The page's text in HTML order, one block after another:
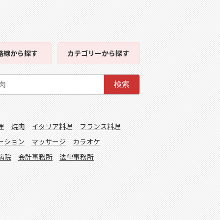
線から探す カテゴリーから探す
検索
焼肉 イタリア料理
フランス料理
ション マッサージ
カラオケ
院 会計事務所 法律事務所